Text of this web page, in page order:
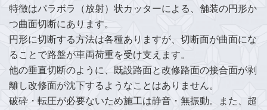
特徴はパラボラ（放射）状カッターによる、舗装の円形か
つ曲面切断にあります。
円形に切断する方法は各種ありますが、切断面が曲面にな
ることで路盤が車両荷重を受け支えます。
他の垂直切断のように、既設路面と改修路面の接合面が剥
離し改修面が沈下するようなことはありません。
破砕・転圧が必要ないため施工は静音・無振動。また、超